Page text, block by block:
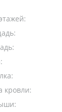
кровли: